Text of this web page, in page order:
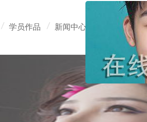
学员作品 新闻中心 在线报名